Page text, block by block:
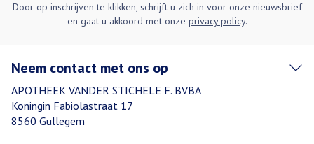
Door op inschrijven te klikken, schrijft u zich in voor onze nieuwsbrief
en gaat u akkoord met onze privacy policy.
Neem contact met ons op
APOTHEEK VANDER STICHELE F. BVBA
Koningin Fabiolastraat 17
8560 Gullegem